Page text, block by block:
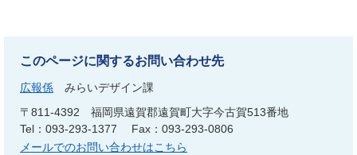
このページに関するお問い合わせ先
広報係
みらいデザイン課
〒811-4392
福岡県遠賀郡遠賀町大字今古賀513番地
Tel：093-293-1377
Fax：093-293-0806
メールでのお問い合わせはこちら